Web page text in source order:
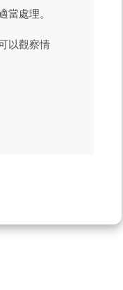
處理。
以觀察情